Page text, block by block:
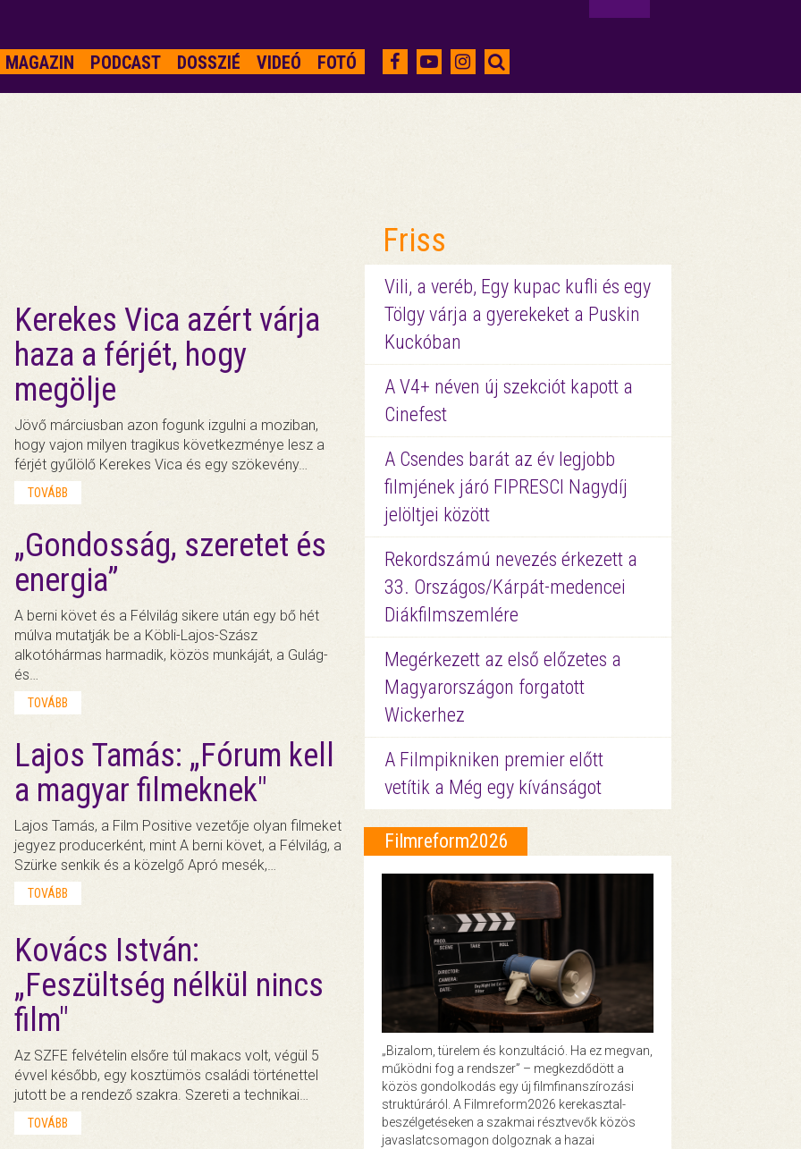
MAGAZIN PODCAST DOSSZIÉ VIDEÓ FOTÓ
Kerekes Vica azért várja
haza a férjét, hogy
megölje
Jövő márciusban azon fogunk izgulni a moziban,
hogy vajon milyen tragikus következménye lesz a
férjét gyűlölő Kerekes Vica és egy szökevény…
TOVÁBB
„Gondosság, szeretet és
energia”
A berni követ és a Félvilág sikere után egy bő hét
múlva mutatják be a Köbli-Lajos-Szász
alkotóhármas harmadik, közös munkáját, a Gulág-
és…
TOVÁBB
Lajos Tamás: „Fórum kell
a magyar filmeknek"
Lajos Tamás, a Film Positive vezetője olyan filmeket
jegyez producerként, mint A berni követ, a Félvilág, a
Szürke senkik és a közelgő Apró mesék,…
TOVÁBB
Kovács István:
„Feszültség nélkül nincs
film"
Az SZFE felvételin elsőre túl makacs volt, végül 5
évvel később, egy kosztümös családi történettel
jutott be a rendező szakra. Szereti a technikai…
TOVÁBB
Friss
Vili, a veréb, Egy kupac kufli és egy
Tölgy várja a gyerekeket a Puskin
Kuckóban
A V4+ néven új szekciót kapott a
Cinefest
A Csendes barát az év legjobb
filmjének járó FIPRESCI Nagydíj
jelöltjei között
Rekordszámú nevezés érkezett a
33. Országos/Kárpát-medencei
Diákfilmszemlére
Megérkezett az első előzetes a
Magyarországon forgatott
Wickerhez
A Filmpikniken premier előtt
vetítik a Még egy kívánságot
Filmreform2026
„Bizalom, türelem és konzultáció. Ha ez megvan,
működni fog a rendszer” – megkezdődött a
közös gondolkodás egy új filmfinanszírozási
struktúráról. A Filmreform2026 kerekasztal-
beszélgetéseken a szakmai résztvevők közös
javaslatcsomagon dolgoznak a hazai